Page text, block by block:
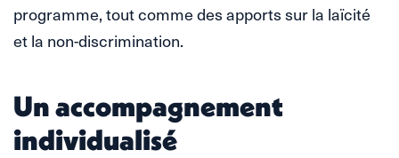
programme, tout comme des apports sur la laïcité
et la non-discrimination.
Un accompagnement
individualisé